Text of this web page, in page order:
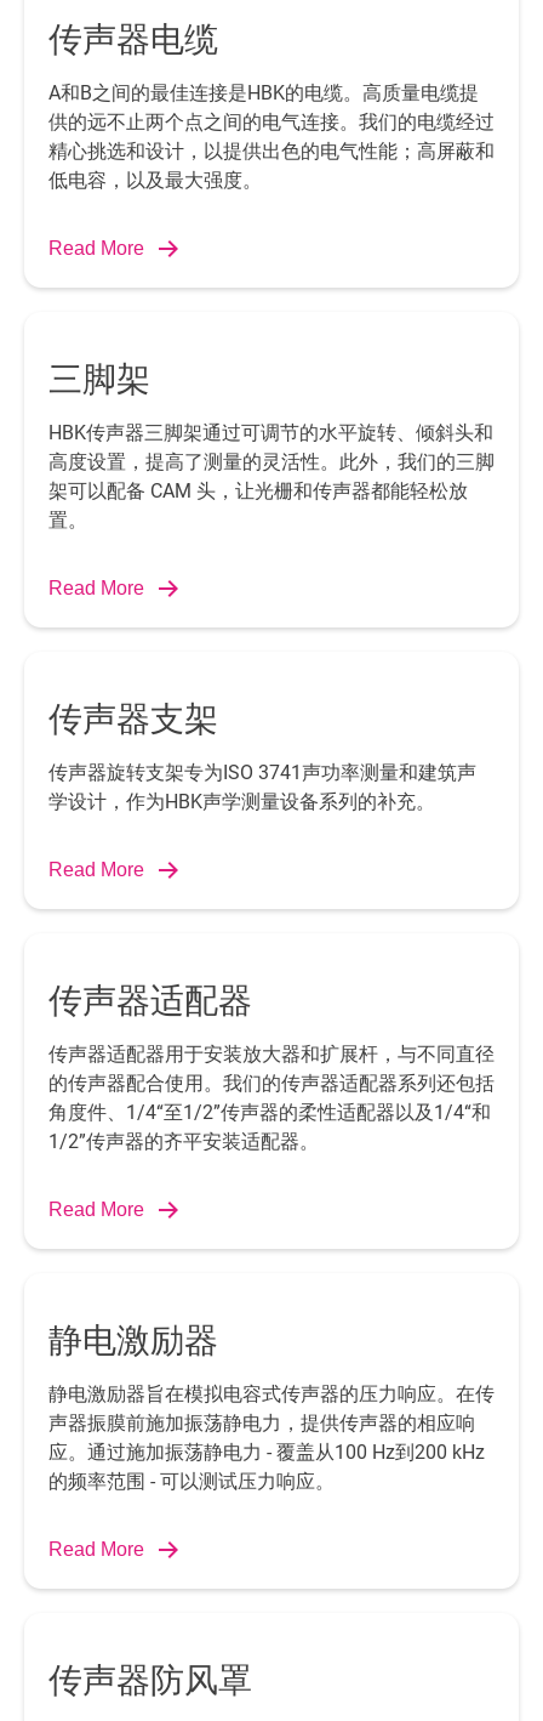
传声器电缆
A和B之间的最佳连接是HBK的电缆。高质量电缆提
供的远不止两个点之间的电气连接。我们的电缆经过
精心挑选和设计，以提供出色的电气性能；高屏蔽和
低电容，以及最大强度。
Read More
三脚架
HBK传声器三脚架通过可调节的水平旋转、倾斜头和
高度设置，提高了测量的灵活性。此外，我们的三脚
架可以配备 CAM 头，让光栅和传声器都能轻松放
置。
Read More
传声器支架
传声器旋转支架专为ISO 3741声功率测量和建筑声
学设计，作为HBK声学测量设备系列的补充。
Read More
传声器适配器
传声器适配器用于安装放大器和扩展杆，与不同直径
的传声器配合使用。我们的传声器适配器系列还包括
角度件、1/4“至1/2”传声器的柔性适配器以及1/4“和
1/2”传声器的齐平安装适配器。
Read More
静电激励器
静电激励器旨在模拟电容式传声器的压力响应。在传
声器振膜前施加振荡静电力，提供传声器的相应响
应。通过施加振荡静电力 - 覆盖从100 Hz到200 kHz
的频率范围 - 可以测试压力响应。
Read More
传声器防风罩